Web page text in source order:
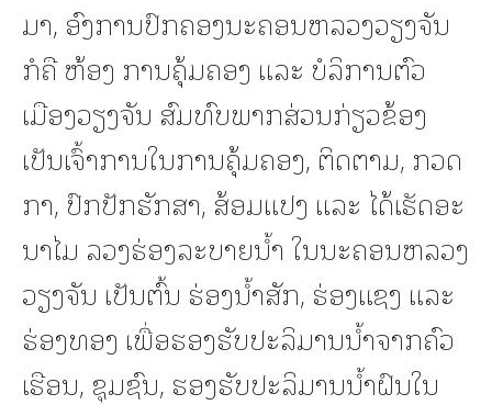
ມາ, ອົງການປົກຄອງນະຄອນຫລວງວຽງຈັນ
ກໍຄື ຫ້ອງ ການຄຸ້ມຄອງ ແລະ ບໍລິການຕົວ
ເມືອງວຽງຈັນ ສົມທົບພາກສ່ວນກ່ຽວຂ້ອງ
ເປັນເຈົ້າການໃນການຄຸ້ມຄອງ, ຕິດຕາມ, ກວດ
ກາ, ປົກປັກຮັກສາ, ສ້ອມແປງ ແລະ ໄດ້ເຮັດອະ
ນາໄມ ລວງຮ່ອງລະບາຍນໍ້າ ໃນນະຄອນຫລວງ
ວຽງຈັນ ເປັນຕົ້ນ ຮ່ອງນ້ຳສັກ, ຮ່ອງແຊງ ແລະ
ຮ່ອງທອງ ເພື່ອຮອງຮັບປະລິມານນ້ຳຈາກຄົວ
ເຮືອນ, ຊຸມຊົນ, ຮອງຮັບປະລິມານນ້ຳຝົນໃນ